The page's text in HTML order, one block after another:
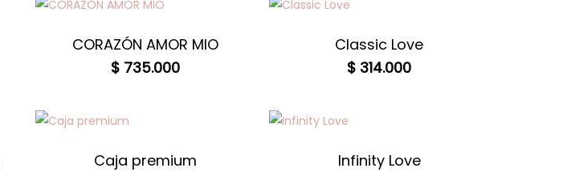
CORAZÓN AMOR MIO
$735.000
Classic Love
$ 314.000
Caja premium
Infinity Love